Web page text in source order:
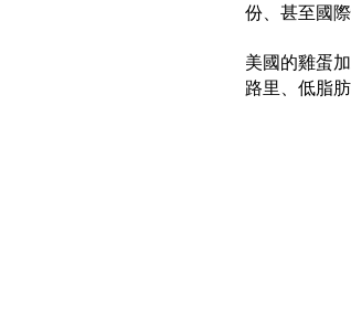
份、甚至國際
美國的雞蛋
路里、低脂